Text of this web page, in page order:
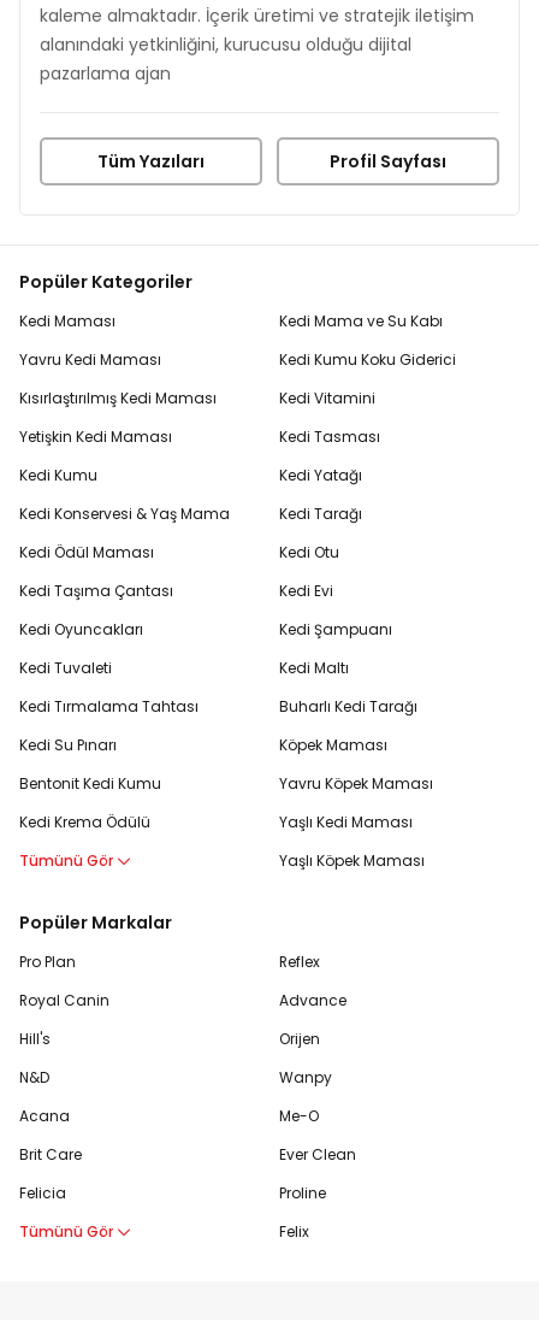
kaleme almaktadır. İçerik üretimi ve stratejik iletişim
alanındaki yetkinliğini, kurucusu olduğu dijital
pazarlama ajan
Tüm Yazıları Profil Sayfası
Popüler Kategoriler
Kedi Maması
Yavru Kedi Maması
Kısırlaştırılmış Kedi Maması
Yetişkin Kedi Maması
Kedi Kumu
Kedi Konservesi & Yaş Mama
Kedi Ödül Maması
Kedi Taşıma Çantası
Kedi Oyuncakları
Kedi Tuvaleti
Kedi Tırmalama Tahtası
Kedi Su Pınarı
Bentonit Kedi Kumu
Kedi Krema Ödülü
Tümünü Gör
Kedi Mama ve Su Kabı
Kedi Kumu Koku Giderici
Kedi Vitamini
Kedi Tasması
Kedi Yatağı
Kedi Tarağı
Kedi Otu
Kedi Evi
Kedi Şampuanı
Kedi Maltı
Buharlı Kedi Tarağı
Köpek Maması
Yavru Köpek Maması
Yaşlı Kedi Maması
Yaşlı Köpek Maması
Popüler Markalar
Pro Plan
Royal Canin
Hill's
N&D
Acana
Brit Care
Felicia
Tümünü Gör
Reflex
Advance
Orijen
Wanpy
Me-O
Ever Clean
Proline
Felix